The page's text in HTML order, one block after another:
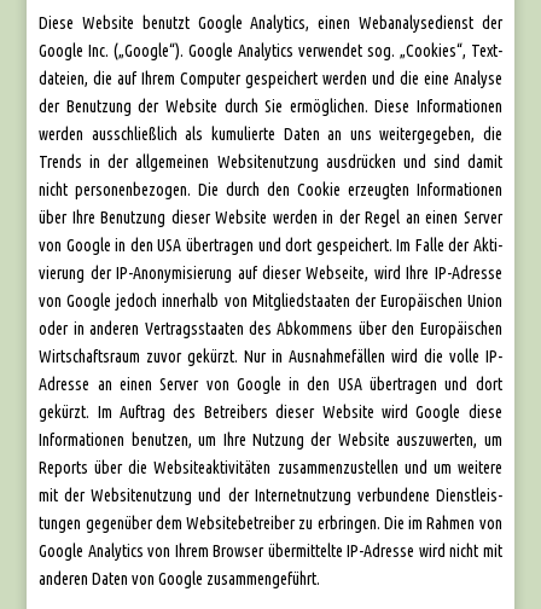
Die­se Web­site benutzt Goog­le Ana­ly­tics, einen Web­ana­ly­se­dienst der
Goog­le Inc. („Goog­le“). Goog­le Ana­ly­tics ver­wen­det sog. „Coo­kies“, Text­
da­tei­en, die auf Ihrem Com­pu­ter gespei­chert wer­den und die eine Ana­ly­se
der Benut­zung der Web­site durch Sie ermög­li­chen. Die­se Infor­ma­tio­nen
wer­den aus­schließ­lich als kumu­lier­te Daten an uns wei­ter­ge­ge­ben, die
Trends in der all­ge­mei­nen Web­site­nut­zung aus­drü­cken und sind damit
nicht per­so­nen­be­zo­gen. Die durch den Coo­kie erzeug­ten Infor­ma­tio­nen
über Ihre Benut­zung die­ser Web­site wer­den in der Regel an einen Ser­ver
von Goog­le in den USA über­tra­gen und dort gespei­chert. Im Fal­le der Akti­
vie­rung der IP-Anony­mi­sie­rung auf die­ser Web­sei­te, wird Ihre IP-Adres­se
von Goog­le jedoch inner­halb von Mit­glied­staa­ten der Euro­päi­schen Uni­on
oder in ande­ren Ver­trags­staa­ten des Abkom­mens über den Euro­päi­schen
Wirt­schafts­raum zuvor gekürzt. Nur in Aus­nah­me­fäl­len wird die vol­le IP-
Adres­se an einen Ser­ver von Goog­le in den USA über­tra­gen und dort
gekürzt. Im Auf­trag des Betrei­bers die­ser Web­site wird Goog­le die­se
Infor­ma­tio­nen benut­zen, um Ihre Nut­zung der Web­site aus­zu­wer­ten, um
Reports über die Web­site­ak­ti­vi­tä­ten zusam­men­zu­stel­len und um wei­te­re
mit der Web­site­nut­zung und der Inter­net­nut­zung ver­bun­de­ne Dienst­leis­
tun­gen gegen­über dem Web­site­be­trei­ber zu erbrin­gen. Die im Rah­men von
Goog­le Ana­ly­tics von Ihrem Brow­ser über­mit­tel­te IP-Adres­se wird nicht mit
ande­ren Daten von Goog­le zusam­men­ge­führt.